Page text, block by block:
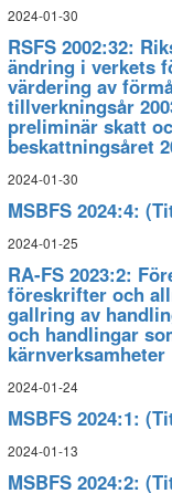
2024-01-30
RSFS 2002:32:
ändring i verkets
värdering av
tillverkningsår
preliminär skatt
beskattningsåret
2024-01-30
MSBFS 2024:4:
2024-01-25
RA-FS 2023:2:
föreskrifter och
gallring av
och handlingar
kärnverksamheter
2024-01-24
MSBFS 2024:1:
2024-01-13
MSBFS 2024:2: